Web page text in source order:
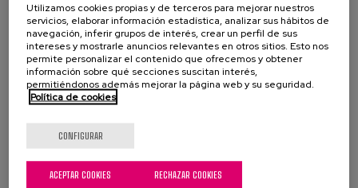
Utilizamos cookies propias y de terceros para mejorar nuestros
servicios, elaborar información estadística, analizar sus hábitos de
navegación, inferir grupos de interés, crear un perfil de sus
intereses y mostrarle anuncios relevantes en otros sitios. Esto nos
permite personalizar el contenido que ofrecemos y obtener
información sobre qué secciones suscitan interés,
permitiéndonos además mejorar la página web y su seguridad.
Política de cookies
CONFIGURAR
RECHAZAR COOKIES
ACEPTAR COOKIES